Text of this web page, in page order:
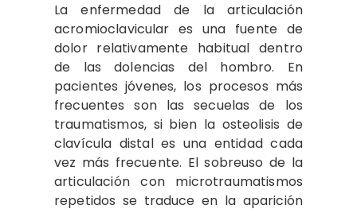
La enfermedad de la articulación
acromioclavicular es una fuente de
dolor relativamente habitual dentro
de las dolencias del hombro. En
pacientes jóvenes, los procesos más
frecuentes son las secuelas de los
traumatismos, si bien la osteolisis de
clavícula distal es una entidad cada
vez más frecuente. El sobreuso de la
articulación con microtraumatismos
repetidos se traduce en la aparición